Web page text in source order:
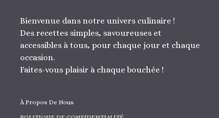
Bienvenue dans notre univers culinaire !
Des recettes simples, savoureuses et
accessibles à tous, pour chaque jour et chaque
occasion.
Faites-vous plaisir à chaque bouchée !
À Propos De Nous